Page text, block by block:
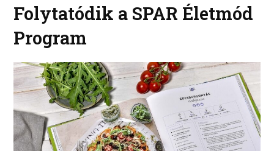
Folytatódik a SPAR Életmód
Program